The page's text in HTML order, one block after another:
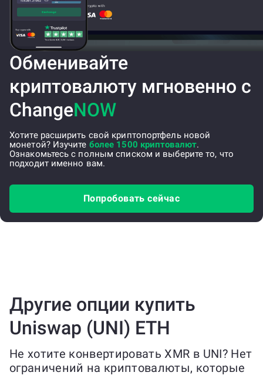
Обменивайте
криптовалюту мгновенно с
ChangeNOW
Хотите расширить свой криптопортфель новой
монетой? Изучите более 1500 криптовалют.
Ознакомьтесь с полным списком и выберите то, что
подходит именно вам.
Попробовать сейчас
Другие опции купить
Uniswap (UNI) ETH
Не хотите конвертировать XMR в UNI? Нет
ограничений на криптовалюты, которые